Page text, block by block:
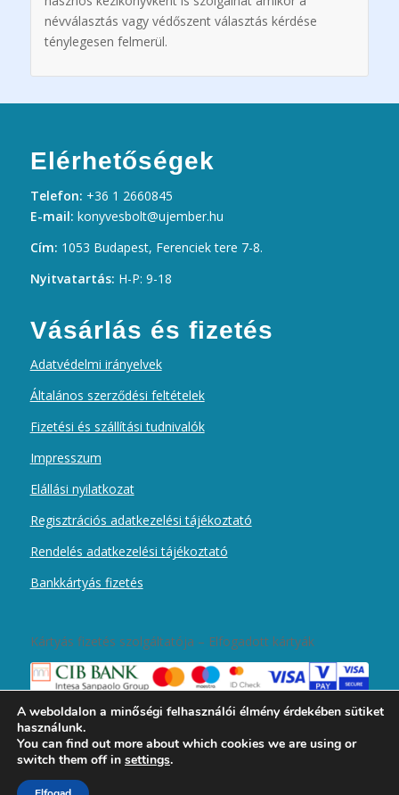
névválasztás vagy védőszent választás kérdése
ténylegesen felmerül.
Elérhetőségek
Telefon: +36 1 2660845
E-mail: konyvesbolt@ujember.hu
Cím: 1053 Budapest, Ferenciek tere 7-8.
Nyitvatartás: H-P: 9-18
Vásárlás és fizetés
Adatvédelmi irányelvek
Általános szerződési feltételek
Fizetési és szállítási tudnivalók
Impresszum
Elállási nyilatkozat
Regisztrációs adatkezelési tájékoztató
Rendelés adatkezelési tájékoztató
Bankkártyás fizetés
Kártyás fizetés szolgáltatója – Elfogadott kártyák
2019 © Copyright - Magyar Kurír Újember wobbolt -
A weboldalon a minőségi felhasználói élmény érdekében sütiket
használunk.
You can find out more about which cookies we are using or
switch them off in settings.